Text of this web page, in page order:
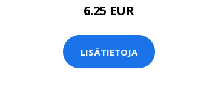
6.25 EUR
LISÄTIETOJA